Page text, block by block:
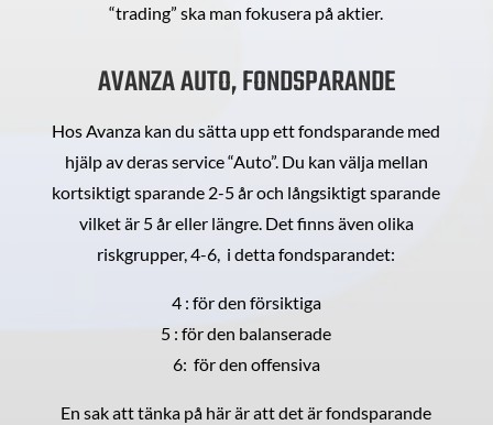
“trading” ska man fokusera på aktier.
AVANZA AUTO, FONDSPARANDE
Hos Avanza kan du sätta upp ett fondsparande med
hjälp av deras service “Auto”. Du kan välja mellan
kortsiktigt sparande 2-5 år och långsiktigt sparande
vilket är 5 år eller längre. Det finns även olika
riskgrupper, 4-6, i detta fondsparandet:
4 : för den försiktiga
5 : för den balanserade
6: för den offensiva
En sak att tänka på här är att det är fondsparande